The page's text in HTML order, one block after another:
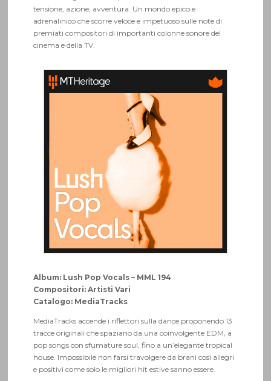
tensione, azione, avventura. Un mondo epico e
adrenalinico che scorre veloce e impetuoso sulle note di
premiati compositori di importanti colonne sonore del
cinema e della TV.
Album: Lush Pop Vocals – MML 194
Compositori: Artisti Vari
Catalogo: MediaTracks
MediaTracks accende i riflettori sulla dance proponendo 13
tracce originali che spaziano da una coinvolgente EDM, a
pop songs con sfumature soul, fino a un’elegante tropical
house. Impossibile non farsi travolgere da brani così allegri
e positivi come solo le migliori hit estive sanno essere.